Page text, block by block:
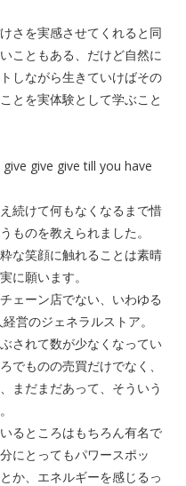
さを実感させてくれると同
こともある、だけど自然に
しながら生きていけばその
とを実体験として学ぶこと
give give till you have
続けて何もなくなるまで惜
ものを教えられました。
な笑顔に触れることは素晴
に願います。
ェーン店でない、いわゆる
営のジェネラルストア。
されて数が少なくなってい
でものの売買だけでなく、
まだまだあって、そういう
るところはもちろん有名で
にとってもパワースポッ
か、エネルギーを感じるっ